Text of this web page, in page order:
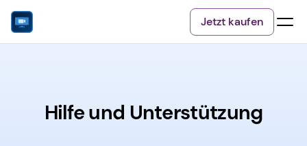
Jetzt kaufen
Hilfe und Unterstützung